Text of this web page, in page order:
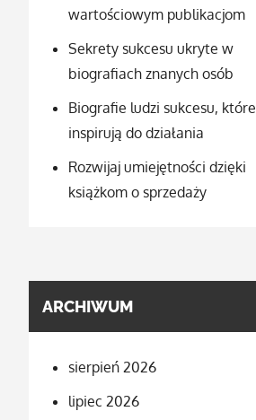
wartościowym publikacjom
Sekrety sukcesu ukryte w
biografiach znanych osób
Biografie ludzi sukcesu, które
inspirują do działania
Rozwijaj umiejętności dzięki
książkom o sprzedaży
ARCHIWUM
sierpień 2026
lipiec 2026